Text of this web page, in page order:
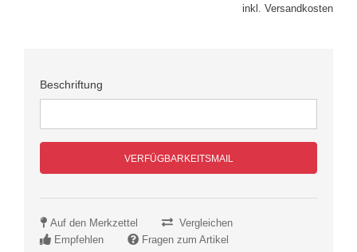
inkl. Versandkosten
Beschriftung
VERFÜGBARKEITSMAIL
Auf den Merkzettel
Vergleichen
Empfehlen
Fragen zum Artikel